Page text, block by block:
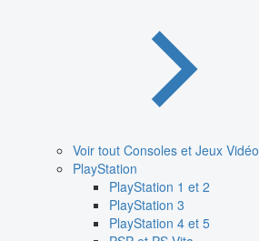
Voir tout Consoles et Jeux Vidéo
PlayStation
PlayStation 1 et 2
PlayStation 3
PlayStation 4 et 5